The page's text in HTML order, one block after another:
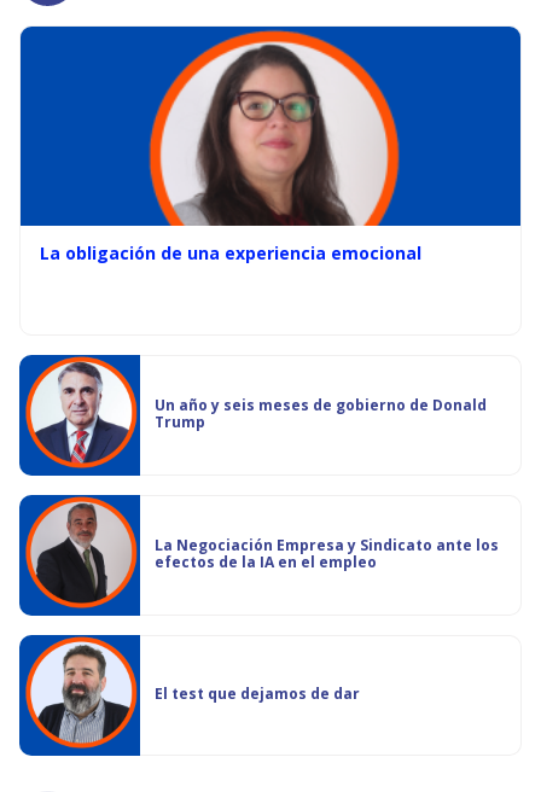
La obligación de una experiencia emocional
Un año y seis meses de gobierno de Donald
Trump
La Negociación Empresa y Sindicato ante los
efectos de la IA en el empleo
El test que dejamos de dar